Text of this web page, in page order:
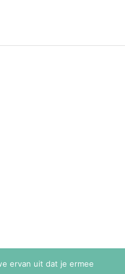
ervan uit dat je ermee